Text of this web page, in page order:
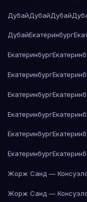
ДубайДубайДубай
ДубайЕкатеринбург
Екатеринбург
Екатеринбург
Екатеринбург
Екатеринбург
Екатеринбург
Екатеринбург
Жорж Санд —
Жорж Санд —